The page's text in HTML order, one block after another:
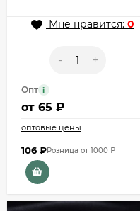
1J12335CJJ
Мне нравится: 0
- +
Опт i
от 65 ₽
оптовые цены
106 ₽Розница от 1000 ₽